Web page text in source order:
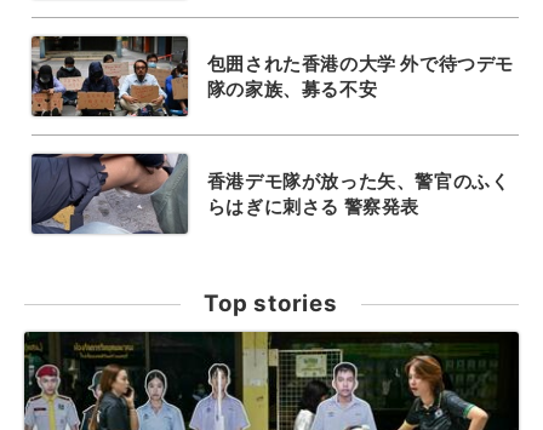
包囲された香港の大学 外で待つデモ
隊の家族、募る不安
香港デモ隊が放った矢、警官のふく
らはぎに刺さる 警察発表
Top stories